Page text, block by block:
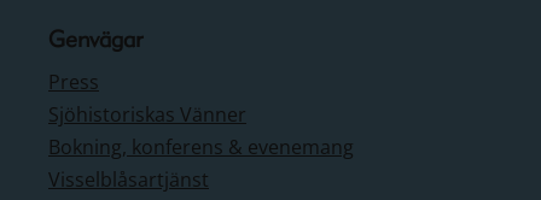
Genvägar
Press
Sjöhistoriskas Vänner
Bokning, konferens & evenemang
Visselblåsartjänst